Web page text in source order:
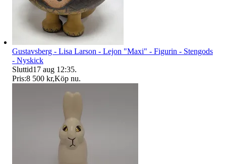
Gustavsberg - Lisa Larson - Lejon "Maxi" - Figurin - Stengods
- Nyskick
Sluttid17 aug 12:35.
Pris:8 500 kr,Köp nu.